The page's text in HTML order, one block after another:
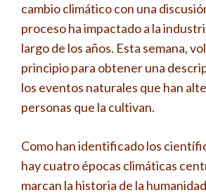
cambio climático con una
proceso ha impactado a la
largo de los años. Esta semana,
principio para obtener una
los eventos naturales que han
personas que la cultivan.
Como han identificado los
hay cuatro épocas climáticas
marcan la historia de la